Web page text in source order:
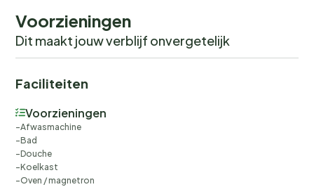
Voorzieningen
Dit maakt jouw verblijf onvergetelijk
Faciliteiten
Voorzieningen
Afwasmachine
Bad
Douche
Koelkast
Oven / magnetron